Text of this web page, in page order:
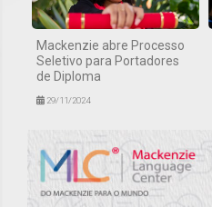
Mackenzie abre Processo
Seletivo para Portadores
de Diploma
29/11/2024